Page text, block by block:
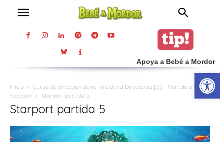
Apoya a Bebé a Mordor
Inicio
Curso de dirección de rol Iniciativa Directoras [5] – Partida a
Starport
Starport partida 5
Starport partida 5